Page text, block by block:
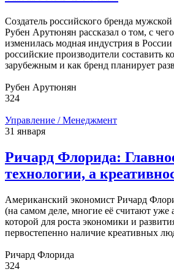
Создатель российского бренда
Рубен Арутюнян рассказал о том, с
изменилась модная индустрия в России
российские производители составить
зарубежным и как бренд планирует
Рубен Арутюнян
324
Управление / Менеджмент
31 января
Ричард Флорида:
технологии, а
Американский экономист Ричард
(на самом деле, многие её считают уже
которой для роста экономики и
первостепенно наличие креативных
Ричард Флорида
324